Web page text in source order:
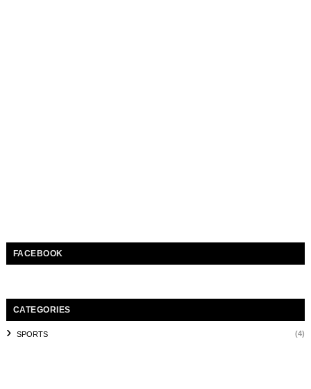
FACEBOOK
CATEGORIES
SPORTS (4)